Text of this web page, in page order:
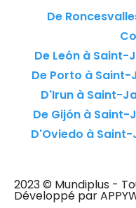
De
De León à
De Porto à
D'Irun à Saint-
De Gijón à
D'Oviedo à
2023 © Mundiplus -
Développé par